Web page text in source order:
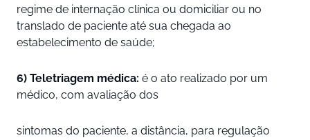
regime de internação clínica ou domiciliar ou no
translado de paciente até sua chegada ao
estabelecimento de saúde;
6) Teletriagem médica: é o ato realizado por um
médico, com avaliação dos
sintomas do paciente, a distância, para regulação